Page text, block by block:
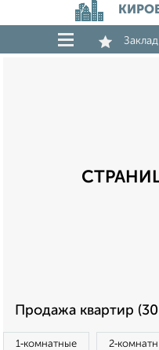
Продажа квартир
1‑комнатные